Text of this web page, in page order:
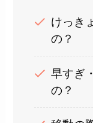
けっき
の？
早すぎ
の？